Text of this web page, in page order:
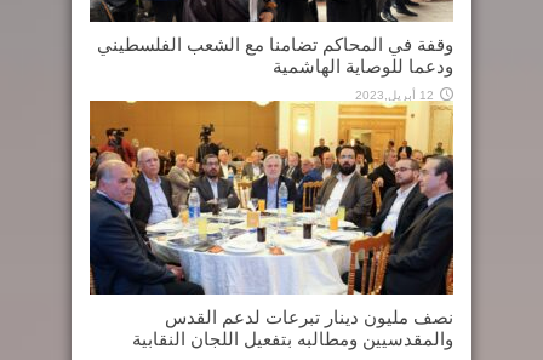
وقفة في المحاكم تضامنا مع الشعب الفلسطيني
ودعما للوصاية الهاشمية
12 أبريل,2023
نصف مليون دينار تبرعات لدعم القدس
والمقدسيين ومطالبه بتفعيل اللجان النقابية